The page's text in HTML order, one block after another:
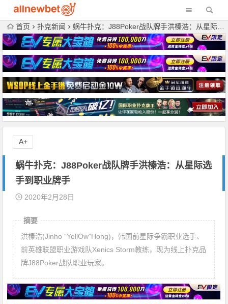
首页 扑克新闻 蜗牛扑克：J88Poker战队牌手洪榛浩：从星际选手到职业牌手
蜗牛扑克：J88Poker战队牌手洪榛浩：从星际选
手到职业牌手
2020年2月28日
摘要
洪榛浩(Jinho “YellOw”Hong)，韩国前星际争霸职业选手、
前英雄联盟职业游戏队Xenics Storm教练，现为线上扑克品
牌J88Poker战队职业玩家。
A+